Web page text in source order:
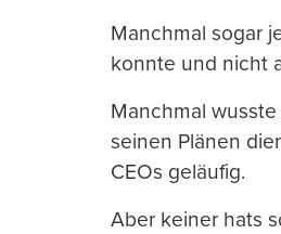
Manchmal sogar
konnte und nicht
Manchmal
seinen Plänen
CEOs geläufig.
Aber keiner hats